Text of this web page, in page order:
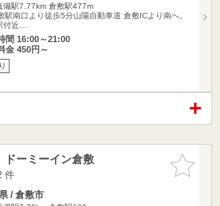
備駅7.77km 倉敷駅477m
駅南口より徒歩5分山陽自動車道 倉敷ICより南へ。
付近…
間 16:00～21:00
金 450円～
お気に入
りに追加
ーミーイン倉敷
件
/ 倉敷市